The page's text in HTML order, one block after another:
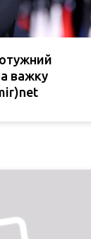
важку